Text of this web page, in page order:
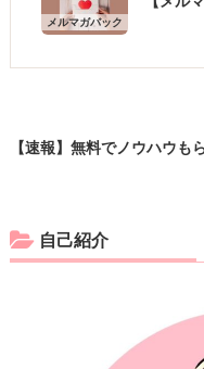
メルマガバック
ナンバー
【速報】無料でノウハウも
自己紹介